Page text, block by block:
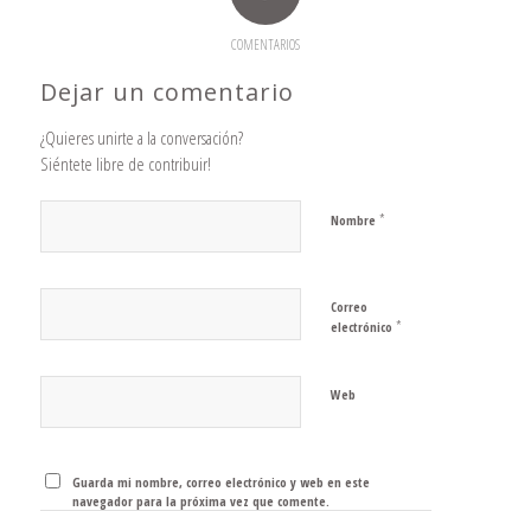
COMENTARIOS
Dejar un comentario
¿Quieres unirte a la conversación?
Siéntete libre de contribuir!
Nombre *
Correo
electrónico *
Web
Guarda mi nombre, correo electrónico y web en este
navegador para la próxima vez que comente.